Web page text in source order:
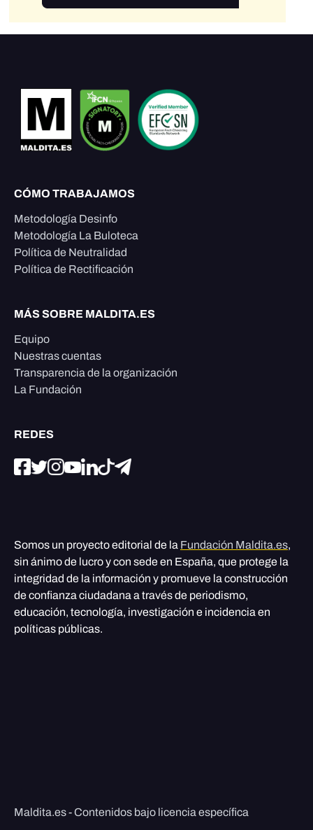
CÓMO TRABAJAMOS
Metodología Desinfo
Metodología La Buloteca
Política de Neutralidad
Política de Rectificación
MÁS SOBRE MALDITA.ES
Equipo
Nuestras cuentas
Transparencia de la organización
La Fundación
REDES
Somos un proyecto editorial de la Fundación Maldita.es,
sin ánimo de lucro y con sede en España, que protege la
integridad de la información y promueve la construcción
de confianza ciudadana a través de periodismo,
educación, tecnología, investigación e incidencia en
políticas públicas.
Maldita.es - Contenidos bajo licencia específica